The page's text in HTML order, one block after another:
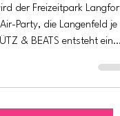
Sommer-
der Freizeitpark Langfort
Party, die Langenfeld je